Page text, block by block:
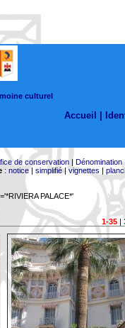
culturel
Accueil |
de conservation| Dénomination
: notice| simplifié|vignettes |
PALACE*'
1-35|